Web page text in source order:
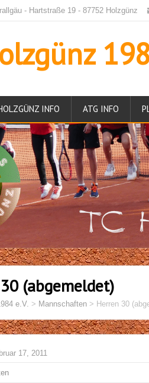
- Hartstraße 19 - 87752 Holzgünz
INFO ATG INFO
(abgemeldet)
e.V. > Mannschaften > Herren 30
17, 2011